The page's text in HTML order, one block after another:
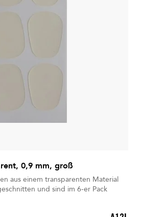
0,9 mm, groß
aus einem transparenten Material
und sind im 6-er Pack